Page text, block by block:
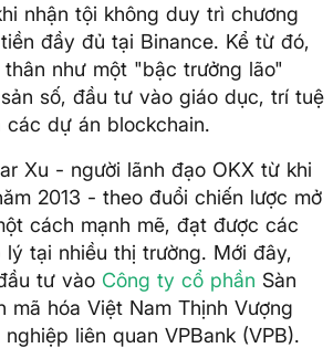
nhận tội không duy trì chương
đầy đủ tại Binance. Kể từ đó,
như một "bậc trưởng lão"
số, đầu tư vào giáo dục, trí tuệ
các dự án blockchain.
Xu - người lãnh đạo OKX từ khi
2013 - theo đuổi chiến lược mở
cách mạnh mẽ, đạt được các
tại nhiều thị trường. Mới đây,
tư vào Công ty cổ phần Sàn
mã hóa Việt Nam Thịnh Vượng
liên quan VPBank (VPB).